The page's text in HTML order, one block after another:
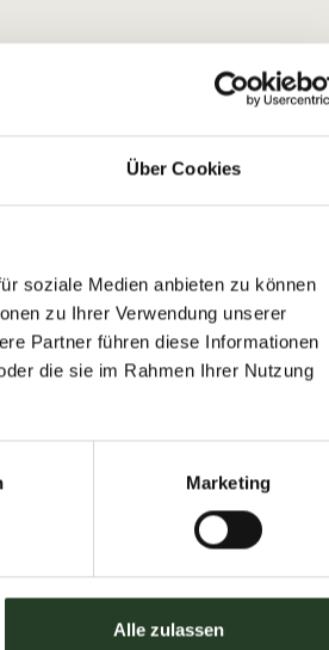
Über Cookies
soziale Medien anbieten zu können
zu Ihrer Verwendung unserer
Partner führen diese Informationen
die sie im Rahmen Ihrer Nutzung
Marketing
Alle zulassen